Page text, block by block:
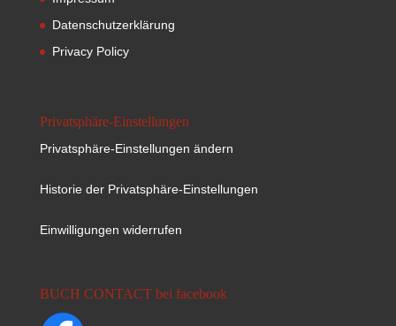
Datenschutzerklärung
Privacy Policy
Privatsphäre-Einstellungen
Privatsphäre-Einstellungen ändern
Historie der Privatsphäre-Einstellungen
Einwilligungen widerrufen
BUCH CONTACT bei facebook